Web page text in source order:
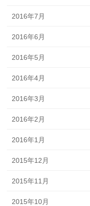
2016年7月
2016年6月
2016年5月
2016年4月
2016年3月
2016年2月
2016年1月
2015年12月
2015年11月
2015年10月